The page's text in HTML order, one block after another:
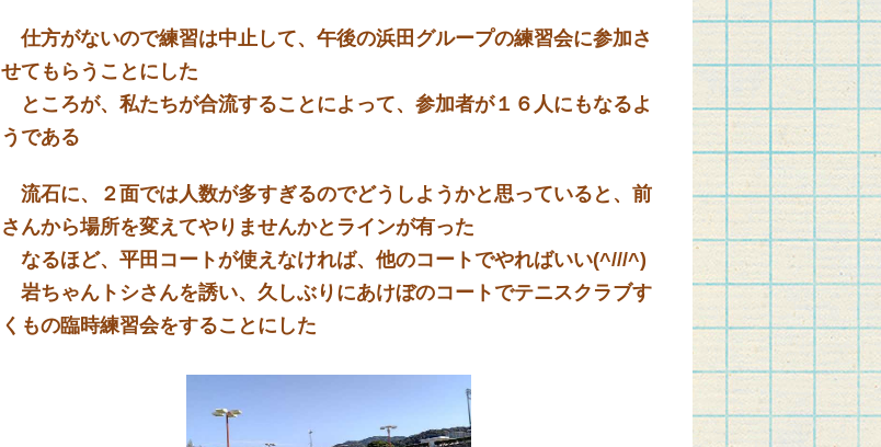
仕方がないので練習は中止して、午後の浜田グループの練習会に参加さ
せてもらうことにした
ところが、私たちが合流することによって、参加者が１６人にもなるよ
うである
流石に、２面では人数が多すぎるのでどうしようかと思っていると、前
さんから場所を変えてやりませんかとラインが有った
なるほど、平田コートが使えなければ、他のコートでやればいい(^///^)
岩ちゃんトシさんを誘い、久しぶりにあけぼのコートでテニスクラブす
くもの臨時練習会をすることにした